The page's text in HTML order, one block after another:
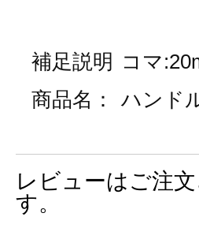
補足説明 コマ
商品名：
ハンド
レビューはご注
す。